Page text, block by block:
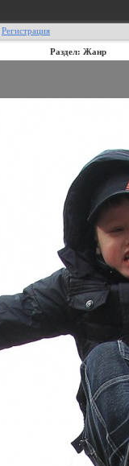
Регистрация
Раздел: Жанр